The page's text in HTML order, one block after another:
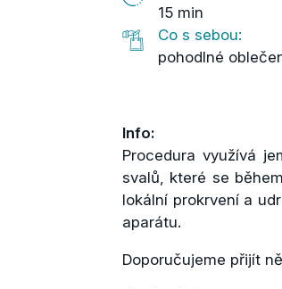
15 min
Co s sebou:
pohodlné
Info:
Procedura využívá
svalů, které se
lokální prokrvení a
aparátu.
Doporučujeme přijít